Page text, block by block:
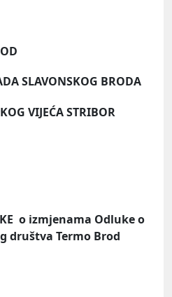
SLAVONSKOG BRODA
VIJEĆA STRIBOR
o izmjenama Odluke o
društva Termo Brod